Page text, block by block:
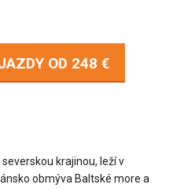
OD 248 €
krajinou, leží v
obmýva Baltské more a